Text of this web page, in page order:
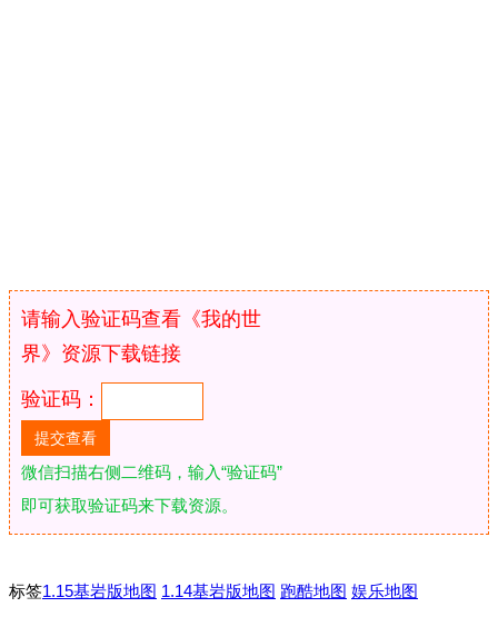
请输入验证码查看《我的世
界》资源下载链接
验证码：
微信扫描右侧二维码，输入“验证码”
即可获取验证码来下载资源。
标签1.15基岩版地图 1.14基岩版地图 跑酷地图 娱乐地图